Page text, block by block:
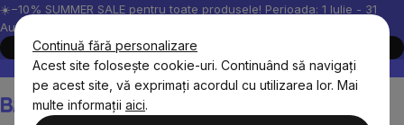
Continuă fără personalizare
Acest site folosește cookie-uri. Continuând să navigați
pe acest site, vă exprimați acordul cu utilizarea lor. Mai
multe informații aici.
Treci
la
conținut
☀️−10% SUMMER SALE pentru toate produsele! Perioada: 1 Iulie - 31
August, 2026.
Cumpără acum
Peste 200.000 de recenzii verificate
Produsele noastre sunt
Coş
de